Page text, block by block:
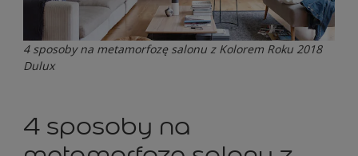
4 sposoby na metamorfozę salonu z Kolorem Roku 2018
Dulux
4 sposoby na